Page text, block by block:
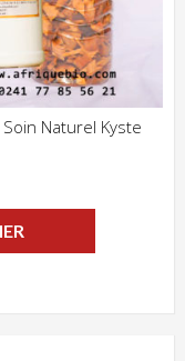
Naturel Kyste